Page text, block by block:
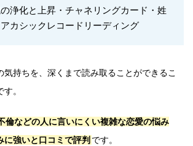
浄化と上昇・チャネリングカード・姓
カシックレコードリーディング
気持ちを、深くまで読み取ることができるこ
。
倫などの人に言いにくい複雑な恋愛の悩み
に強いと口コミで評判 です。